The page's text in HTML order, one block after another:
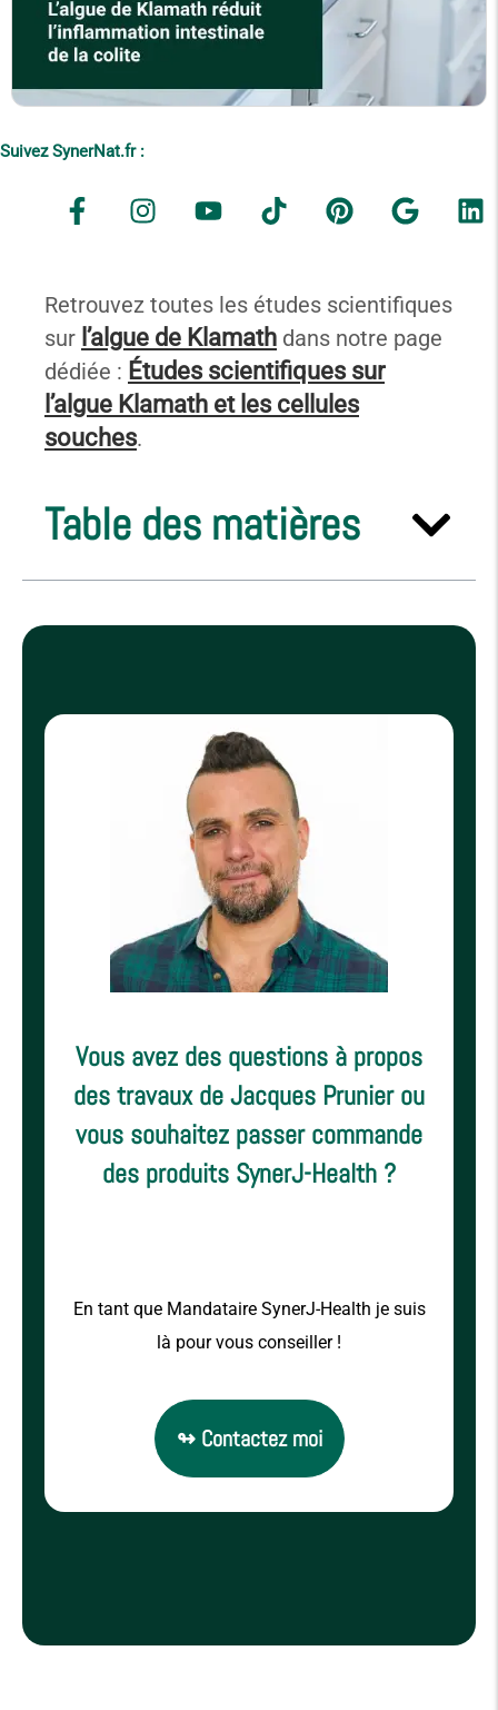
Suivez SynerNat.fr :
Retrouvez toutes les études scientifiques
sur l’algue de Klamath dans notre page
dédiée : Études scientifiques sur
l’algue Klamath et les cellules
souches.
Table des matières
Vous avez des questions à propos
des travaux de Jacques Prunier ou
vous souhaitez passer commande
des produits SynerJ-Health ?
En tant que Mandataire SynerJ-Health je suis
là pour vous conseiller !
↬ Contactez moi